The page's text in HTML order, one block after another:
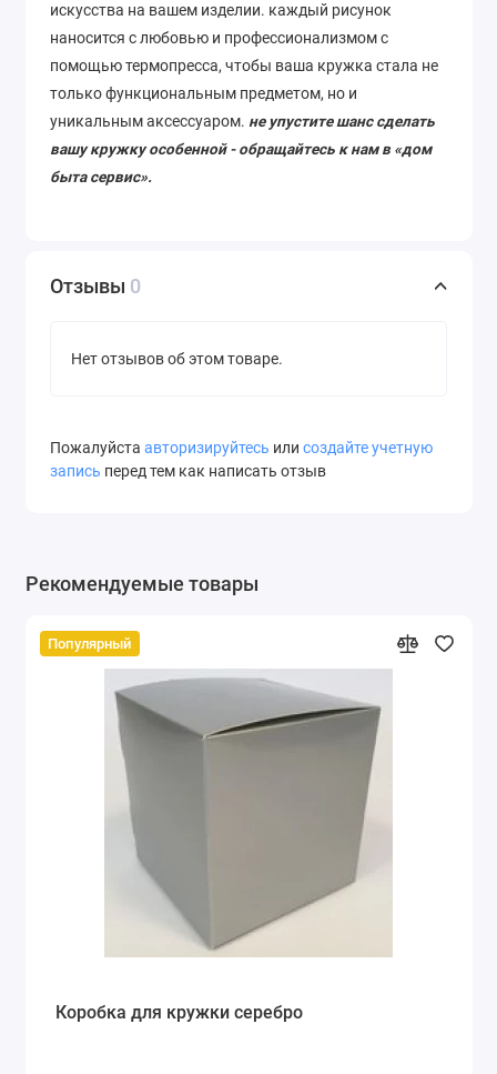
искусства на вашем изделии. каждый рисунок
наносится с любовью и профессионализмом с
помощью термопресса, чтобы ваша кружка стала не
только функциональным предметом, но и
уникальным аксессуаром. не упустите шанс сделать
вашу кружку особенной - обращайтесь к нам в «дом
быта сервис».
Отзывы 0
Нет отзывов об этом товаре.
Пожалуйста авторизируйтесь или создайте учетную
запись перед тем как написать отзыв
Рекомендуемые товары
Популярный
Коробка для кружки серебро